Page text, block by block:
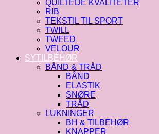
QUILTEDE KVALITETER
RIB
TEKSTIL TIL SPORT
TWILL
TWEED
VELOUR
SYTILBEHØR
BÅND & TRÅD
BÅND
ELASTIK
SNØRE
TRÅD
LUKNINGER
BH & TILBEHØR
KNAPPER